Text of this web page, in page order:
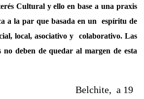
Cultural y ello en base a una praxis
a la par que basada en un espíritu de
local, asociativo y colaborativo. Las
no deben de quedar al margen de esta
a 19